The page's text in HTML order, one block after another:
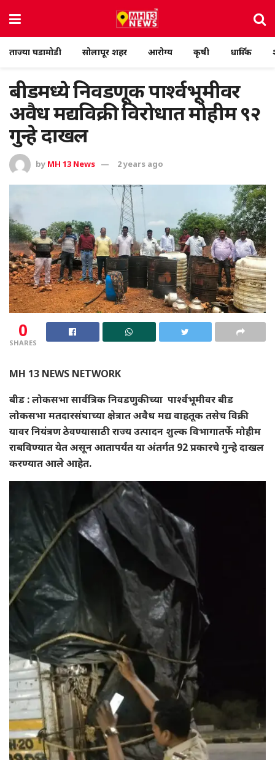
ताज्या घडामोडी सोलापूर शहर आरोग्य कृषी धार्मिक
बीडमध्ये निवडणूक पार्श्वभूमीवर
अवैध मद्यविक्री विरोधात मोहीम ९२
गुन्हे दाखल
by MH 13 News 2 years ago
0
SHARES
MH 13 NEWS NETWORK
बीड :लोकसभा सार्वत्रिक निवडणुकीच्या पार्श्वभूमीवर बीड
लोकसभा मतदारसंघाच्या क्षेत्रात अवैध मद्य वाहतूक तसेच विक्री
यावर नियंत्रण ठेवण्यासाठी राज्य उत्पादन शुल्क विभागातर्फे मोहीम
राबविण्यात येत असून आतापर्यंत या अंतर्गत 92 प्रकारचे गुन्हे दाखल
करण्यात आले आहेत.